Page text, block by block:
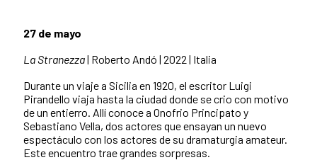
27 de mayo
La Stranezza| Roberto Andó | 2022 | Italia
Durante un viaje a Sicilia en 1920, el escritor Luigi
Pirandello viaja hasta la ciudad donde se crio con motivo
de un entierro. Allí conoce a Onofrio Principato y
Sebastiano Vella, dos actores que ensayan un nuevo
espectáculo con los actores de su dramaturgia amateur.
Este encuentro trae grandes sorpresas.